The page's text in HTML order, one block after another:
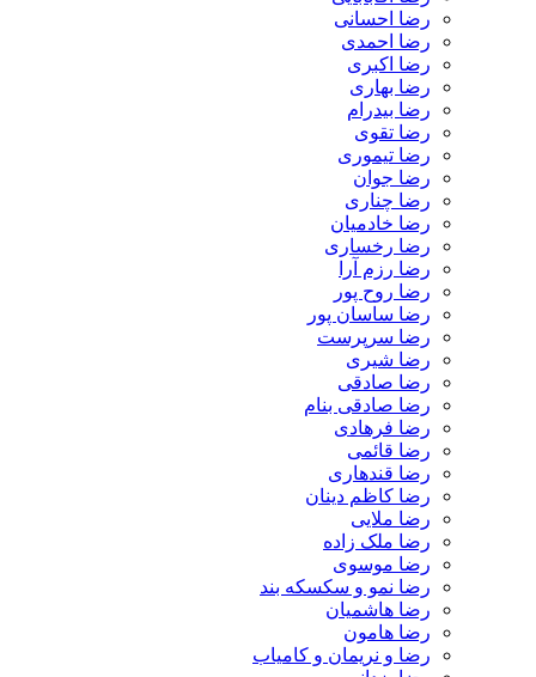
رضا احسانی
رضا احمدی
رضا اکبری
رضا بهاری
رضا بیدرام
رضا تقوی
رضا تیموری
رضا جوان
رضا چناری
رضا خادمیان
رضا رخساری
رضا رزم آرا
رضا روح پور
رضا ساسان پور
رضا سرپرست
رضا شیری
رضا صادقی
رضا صادقی بنام
رضا فرهادی
رضا قائمی
رضا قندهاری
رضا کاظم دینان
رضا ملایی
رضا ملک زاده
رضا موسوی
رضا نمو و سکسکه بند
رضا هاشمیان
رضا هامون
رضا و نریمان و کامیاب